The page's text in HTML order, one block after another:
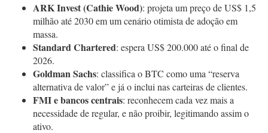
ARK Invest (Cathie Wood): projeta um preço de US$ 1,5
milhão até 2030 em um cenário otimista de adoção em
massa.
Standard Chartered: espera US$ 200.000 até o final de
2026.
Goldman Sachs: classifica o BTC como uma “reserva
alternativa de valor” e já o inclui nas carteiras de clientes.
FMI e bancos centrais: reconhecem cada vez mais a
necessidade de regular, e não proibir, legitimando assim o
ativo.